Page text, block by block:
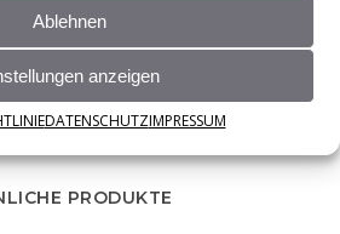
Ablehnen
anzeigen
DATENSCHUTZIMPRESSUM
KERZE
zzgl. Versandkosten
PRODUKTE